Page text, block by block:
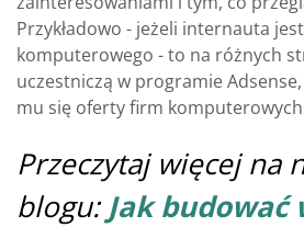
Przykładowo - jeżeli internauta
komputerowego - to na różnych
uczestniczą w programie
mu się oferty firm
Przeczytaj więcej na
blogu: Jak